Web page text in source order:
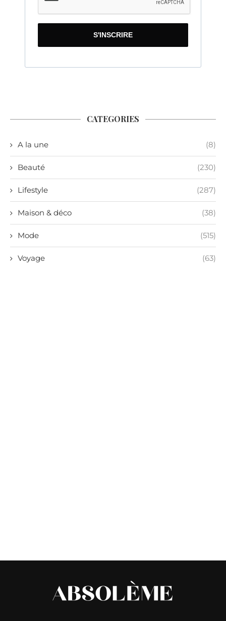
S'INSCRIRE
CATEGORIES
A la une (8)
Beauté (230)
Lifestyle (287)
Maison & déco (38)
Mode (515)
Voyage (63)